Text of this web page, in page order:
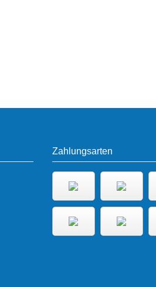
Zahlungsarten